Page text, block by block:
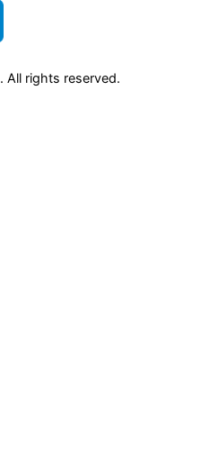
. All rights reserved.